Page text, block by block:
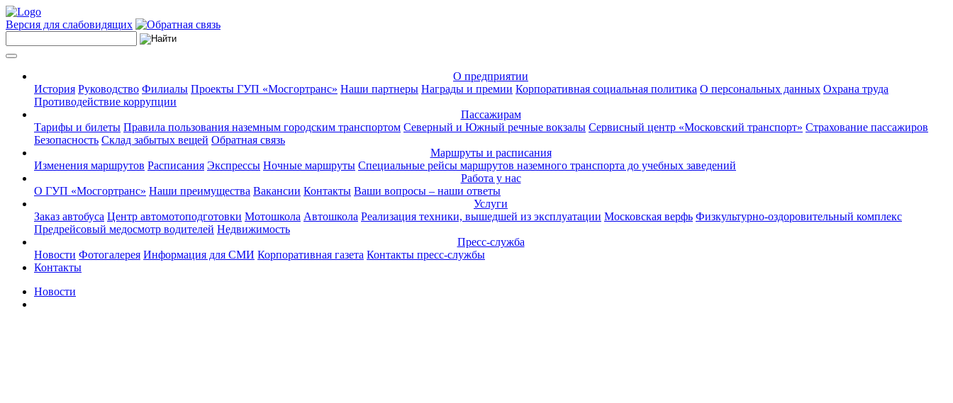
Версия для слабовидящих
О предприятии
История Руководство Филиалы Проекты ГУП «Мосгортранс» Наши партнеры Награды и премии Корпоративная социальная политика О персональных данных Охрана труда
Противодействие коррупции
Пассажирам
Тарифы и билеты Правила пользования наземным городским транспортом Северный и Южный речные вокзалы Сервисный центр «Московский транспорт» Страхование пассажиров
Безопасность Склад забытых вещей Обратная связь
Маршруты и расписания
Изменения маршрутов Расписания Экспрессы Ночные маршруты Специальные рейсы маршрутов наземного транспорта до учебных заведений
Работа у нас
О ГУП «Мосгортранс» Наши преимущества Вакансии Контакты Ваши вопросы – наши ответы
Услуги
Заказ автобуса Центр автомотоподготовки Мотошкола Автошкола Реализация техники, вышедшей из эксплуатации Московская верфь Физкультурно-оздоровительный комплекс
Предрейсовый медосмотр водителей Недвижимость
Пресс-служба
Новости Фотогалерея Информация для СМИ Корпоративная газета Контакты пресс-службы
Контакты
Новости